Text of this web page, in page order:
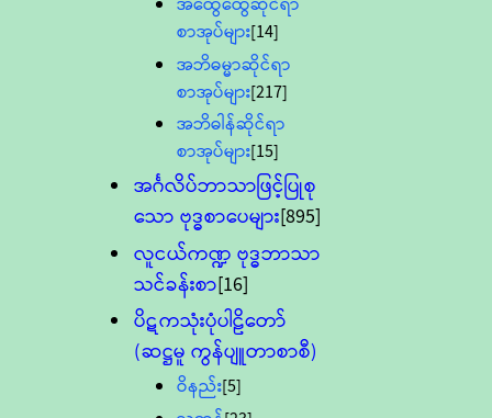
စာအုပ်များ[14]
အဘိဓမ္မာဆိုင်ရာ
စာအုပ်များ[217]
အဘိဓါန်ဆိုင်ရာ
စာအုပ်များ[15]
အင်္ဂလိပ်ဘာသာဖြင့်ပြုစု
သော ဗုဒ္ဓစာပေများ[895]
လူငယ်ကဏ္ဍ ဗုဒ္ဓဘာသာ
သင်ခန်းစာ[16]
ပိဋကသုံးပုံပါဠိတော်
(ဆဋ္ဌမူ ကွန်ပျူတာစာစီ)
ဝိနည်း[5]